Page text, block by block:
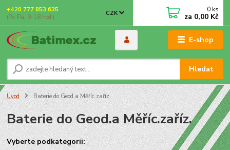
E-shop
CZK
Hledat
+420 777 853 635
(Po-Pá, 9-18 hod.)
0 ks
za 0,00 Kč
Úvod Baterie do Geod.a Měříc.zaříz.
Baterie do Geod.a Měříc.zaříz.
Vybertepodkategorii: